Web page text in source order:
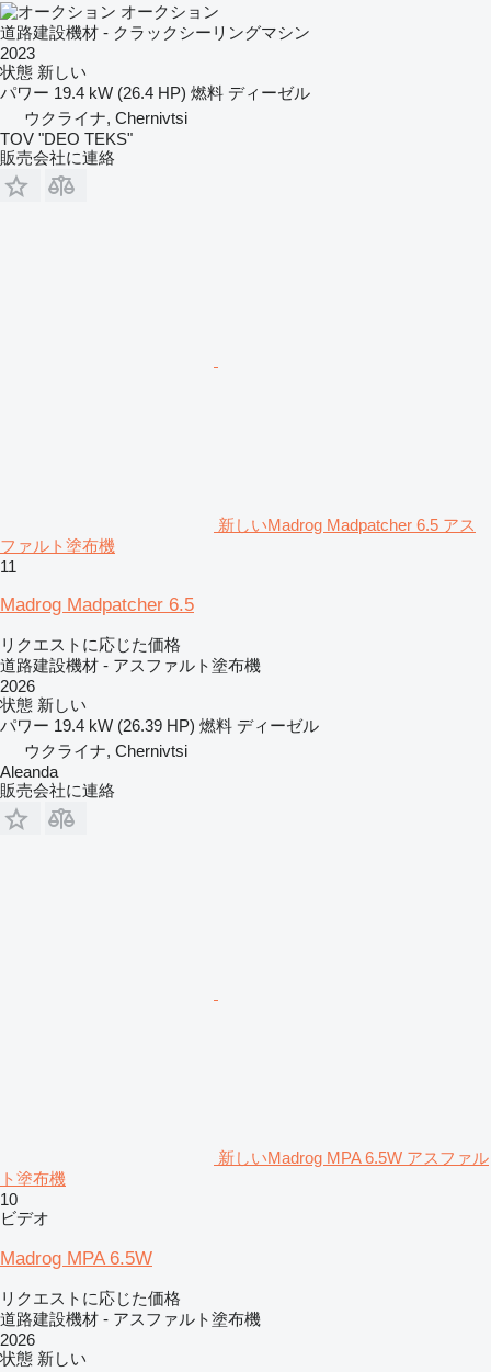
オークション
道路建設機材 - クラックシーリングマシン
2023
状態 新しい
パワー 19.4 kW (26.4 HP) 燃料 ディーゼル
ウクライナ, Chernivtsi
TOV "DEO TEKS"
販売会社に連絡
新しいMadrog Madpatcher 6.5 アス
ファルト塗布機
11
Madrog Madpatcher 6.5
リクエストに応じた価格
道路建設機材 - アスファルト塗布機
2026
状態 新しい
パワー 19.4 kW (26.39 HP) 燃料 ディーゼル
ウクライナ, Chernivtsi
Aleanda
販売会社に連絡
新しいMadrog MPA 6.5W アスファル
ト塗布機
10
ビデオ
Madrog MPA 6.5W
リクエストに応じた価格
道路建設機材 - アスファルト塗布機
2026
状態 新しい